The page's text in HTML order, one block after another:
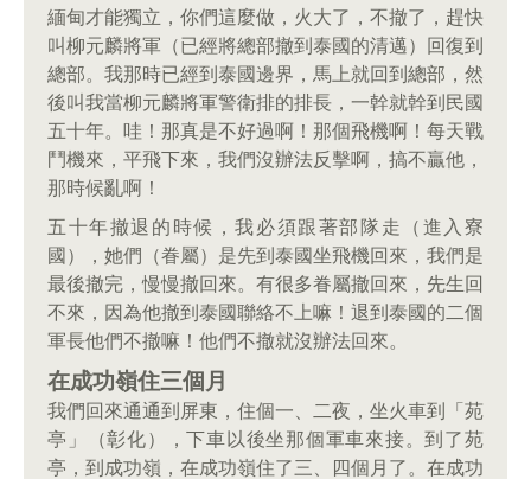
緬甸才能獨立，你們這麼做，火大了，不撤了，趕快
叫柳元麟將軍（已經將總部撤到泰國的清邁）回復到
總部。我那時已經到泰國邊界，馬上就回到總部，然
後叫我當柳元麟將軍警衛排的排長，一幹就幹到民國
五十年。哇！那真是不好過啊！那個飛機啊！每天戰
鬥機來，平飛下來，我們沒辦法反擊啊，搞不贏他，
那時候亂啊！
五十年撤退的時候，我必須跟著部隊走（進入寮
國），她們（眷屬）是先到泰國坐飛機回來，我們是
最後撤完，慢慢撤回來。有很多眷屬撤回來，先生回
不來，因為他撤到泰國聯絡不上嘛！退到泰國的二個
軍長他們不撤嘛！他們不撤就沒辦法回來。
在成功嶺住三個月
我們回來通通到屏東，住個一、二夜，坐火車到「苑
亭」（彰化），下車以後坐那個軍車來接。到了苑
亭，到成功嶺，在成功嶺住了三、四個月了。在成功